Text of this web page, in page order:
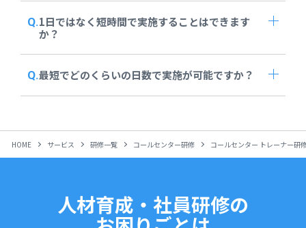
1日ではなく短時間で実施することはできます
か？
最短でどのくらいの日数で実施が可能ですか？
HOME サービス 研修一覧 コールセンター研修 コールセンター トレーナー研
人材育成・社員研修の